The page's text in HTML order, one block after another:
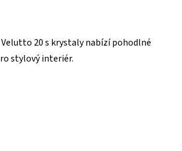
20 s krystaly nabízí pohodlné
design pro stylový interiér.